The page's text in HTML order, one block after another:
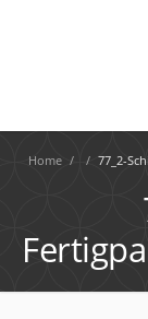
Home / / 77_2-